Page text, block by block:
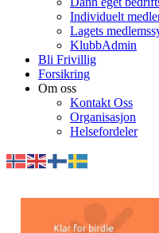
Individuelt
Lagets
KlubbAdmin
Bli Frivillig
Forsikring
Om oss
Kontakt Oss
Organisasjon
Helsefordeler